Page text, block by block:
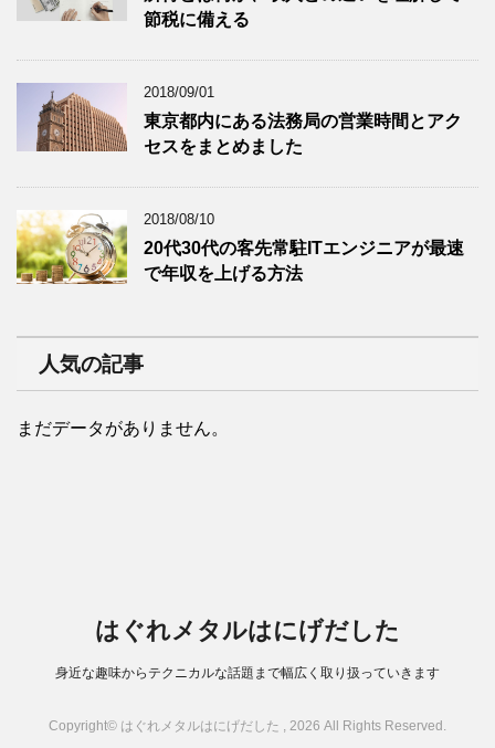
節税に備える
2018/09/01
東京都内にある法務局の営業時間とアク
セスをまとめました
2018/08/10
20代30代の客先常駐ITエンジニアが最速
で年収を上げる方法
人気の記事
まだデータがありません。
はぐれメタルはにげだした
身近な趣味からテクニカルな話題まで幅広く取り扱っていきます
Copyright© はぐれメタルはにげだした , 2026 All Rights Reserved.